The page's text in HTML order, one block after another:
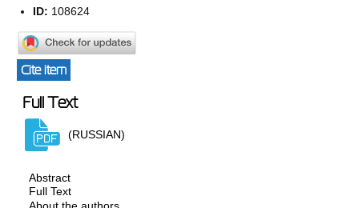
ID: 108624
Cite item
Full Text
(RUSSIAN)
Abstract
Full Text